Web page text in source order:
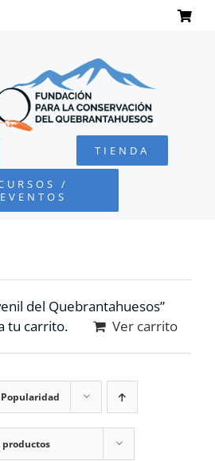
COLABORA
TIENDA
/
EVENTOS
del Quebrantahuesos”
tu carrito.
Ver carrito
Popularidad
productos